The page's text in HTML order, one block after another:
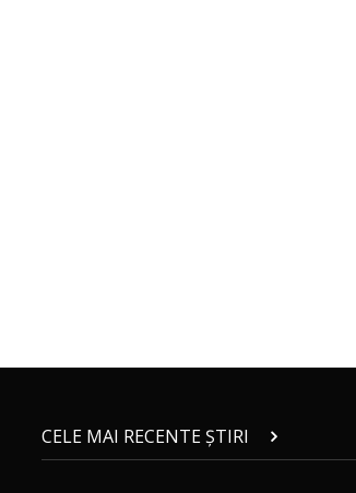
CELE MAI RECENTE ȘTIRI